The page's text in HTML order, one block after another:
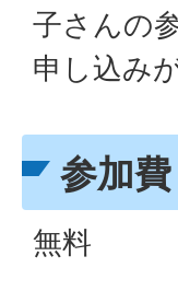
子さんの
申し込み
参加費
無料